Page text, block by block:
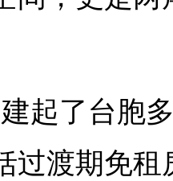
起了台胞
过渡期免